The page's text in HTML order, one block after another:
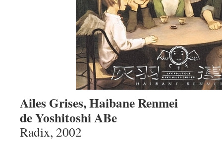
Ailes Grises, Haibane Renmei
de Yoshitoshi ABe
Radix, 2002